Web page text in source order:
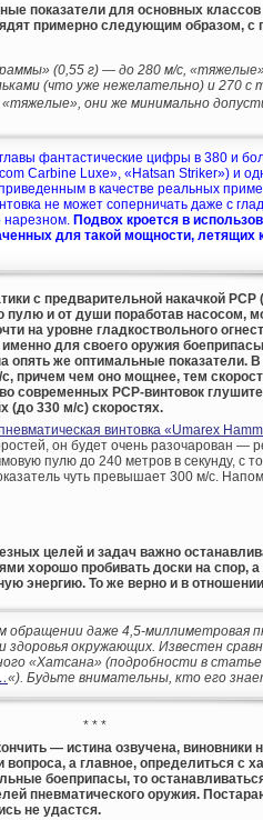
показатели для основных
примерно следующим образом, с
(0,55 г) — до 280 м/с,
(что уже нежелательно) и 270 с
«тяжелые», они же минимально
фантастические цифры в 380 и
Carbine Luxe», «Hatsan Striker») и
в качестве реальных
не может соперничать даже с
нарезном. Подвох кроется в
для такой мощности, летящих
с предварительной накачкой
пулю и от души поработав насосом,
на уровне гладкоствольного
для своего оружия
опять же оптимальные показатели.
причем чем оно мощнее, тем
современных PCP-винтовок
(до 330 м/с) скоростях.
винтовка «Umarex
он будет очень разочарован —
пулю до 240 метров в секунду, с
чуть превышает 300 м/с.
целей и задач важно
хорошо пробивать доски на спор, а
энергию. То же верно и в
обращении даже 4,5-миллиметровая
окружающих. Известен
«Хатсана» (подробности в
«). Будьте внимательны, кто его
* * *
— истина озвучена, виновники
а главное, определиться с
боеприпасы, то
пневматического оружия.
не удастся.